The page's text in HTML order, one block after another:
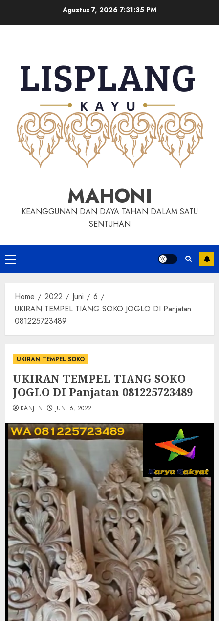
Agustus 7, 2026 7:31:36 PM
MAHONI
KEANGGUNAN DAN DAYA TAHAN DALAM SATU
SENTUHAN
Home 2022 Juni
6
UKIRAN TEMPEL TIANG SOKO JOGLO DI Panjatan
081225723489
UKIRAN TEMPEL SOKO
UKIRAN TEMPEL TIANG SOKO
JOGLO DI Panjatan 081225723489
KANJEN JUNI 6, 2022